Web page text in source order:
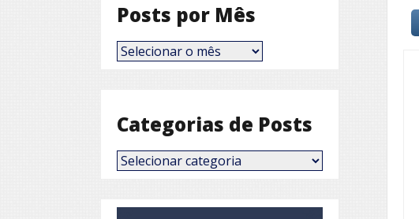
Posts por Mês
Posts
por
Categorias de Posts
Categorias
de